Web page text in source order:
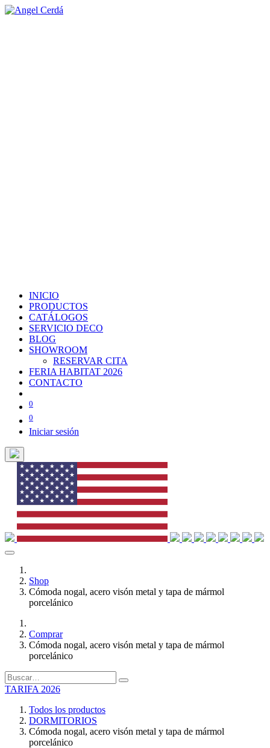
INICIO
PRODUCTOS
CATÁLOGOS
SERVICIO DECO
BLOG
SHOWROOM
RESERVAR CITA
FERIA HABITAT 2026
CONTACTO
0
0
Iniciar sesión
Shop
Cómoda nogal, acero visón metal y tapa de mármol
porcelánico
Comprar
Cómoda nogal, acero visón metal y tapa de mármol
porcelánico
TARIFA 2026
Todos los productos
DORMITORIOS
Cómoda nogal, acero visón metal y tapa de mármol
porcelánico